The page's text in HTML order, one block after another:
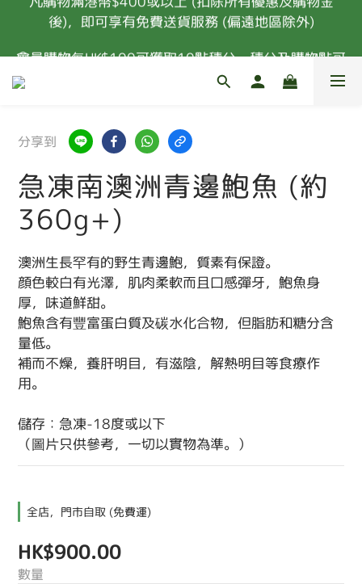
凡購物滿港幣$400或以上 (扣除所有優惠及購物金
後)，即可享有免費送貨服務 (偏遠地區除外)
會員購物每HK$100可獲取10點積分，積分及購物點可
外)
後)，即可享有免費送貨服務 (偏遠地區除外)
分享到
急凍南澳洲青邊鮑魚 (約
360g+)
澳洲生長罕有的野生青邊鮑，質素有保證。
顔色較白有光澤，肌肉柔軟而且口感彈牙，鮑魚身
厚，味道鮮甜。
鮑魚含有豐富蛋白質及碳水化合物，但脂肪和糖分含
量低。
補而不燥，養肝明目，有滋陰，解熱明目等食療作
用。
儲存：急凍-18度或以下
（圖片只供參考，一切以實物為準。）
全店，門市自取 (免費運)
HK$900.00
數量